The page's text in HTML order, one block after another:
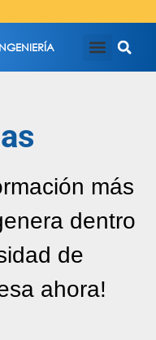
más
dentro
de
ahora!